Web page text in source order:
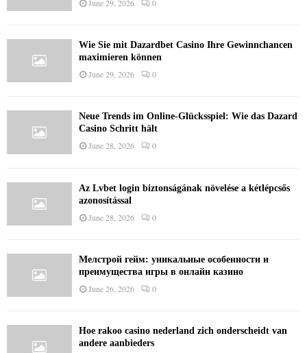
June 29, 2026 0
Wie Sie mit Dazardbet Casino Ihre Gewinnchancen
maximieren können
June 29, 2026 0
Neue Trends im Online-Glücksspiel: Wie das Dazard
Casino Schritt hält
June 28, 2026 0
Az Lvbet login biztonságának növelése a kétlépcsős
azonosítással
June 28, 2026 0
Мелстрой гейм: уникальные особенности и
преимущества игры в онлайн казино
June 26, 2026 0
Hoe rakoo casino nederland zich onderscheidt van
andere aanbieders